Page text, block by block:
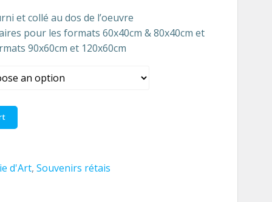
et collé au dos de l’oeuvre
pour les formats 60x40cm & 80x40cm et
90x60cm et 120x60cm
d'Art, Souvenirs rétais